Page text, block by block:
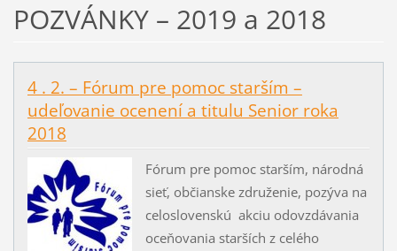
POZVÁNKY – 2019 a 2018
4 . 2. – Fórum pre pomoc starším –
udeľovanie ocenení a titulu Senior roka
2018
Fórum pre pomoc starším, národná
sieť, občianske združenie, pozýva na
celoslovenskú akciu odovzdávania
oceňovania starších z celého